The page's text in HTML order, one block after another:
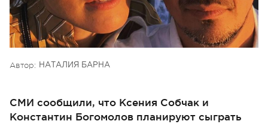
Автор: НАТАЛИЯ БАРНА
СМИ сообщили, что Ксения Собчак и
Константин Богомолов планируют сыграть